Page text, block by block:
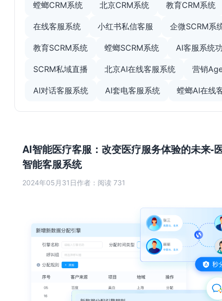
AI智能医疗客服：改变医疗服务体验的未来-
智能客服系统
2024年05月31日作者： 阅读 731
螳螂CRM系统 北京CRM系统 教育CRM系统
在线客服系统 小红书私信客服 企微SCRM系
教育SCRM系统 螳螂SCRM系统 AI客服系统
SCRM私域直播 北京AI在线客服系统 营销
AI对话客服系统 AI套电客服系统 螳螂AI在线